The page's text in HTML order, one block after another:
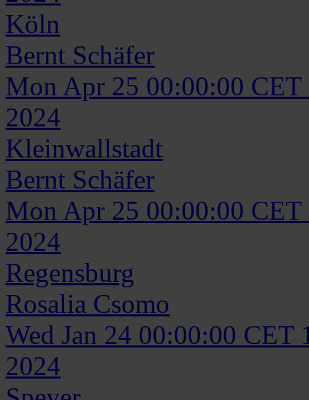
Köln
Bernt Schäfer
Mon Apr 25 00:00:00 CET
2024
Kleinwallstadt
Bernt Schäfer
Mon Apr 25 00:00:00 CET
2024
Regensburg
Rosalia Csomo
Wed Jan 24 00:00:00 CET
2024